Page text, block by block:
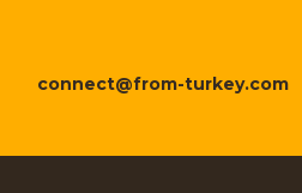
connect@from-turkey.com